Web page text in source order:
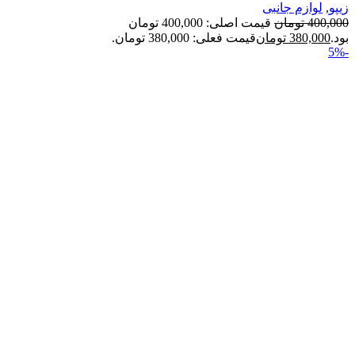
زیپو, لوازم جانبی
400,000 تومان
قیمت اصلی: 400,000 تومان
بود.380,000 تومانقیمت فعلی: 380,000 تومان.
-5%